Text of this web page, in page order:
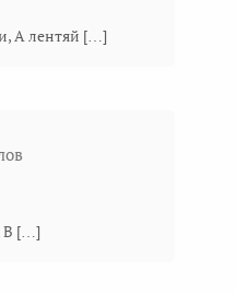
А лентяй […]
В […]